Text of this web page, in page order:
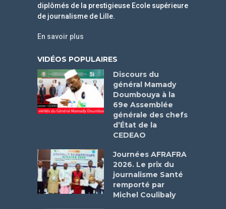
diplômés de la prestigieuse Ecole supérieure
de journalisme de Lille.
En savoir plus
VIDÉOS POPULAIRES
Discours du
général Mamady
Doumbouya à la
69e Assemblée
générale des chefs
d’État de la
CEDEAO
Journées AFRAFRA
2026. Le prix du
journalisme Santé
remporté par
Michel Coulibaly